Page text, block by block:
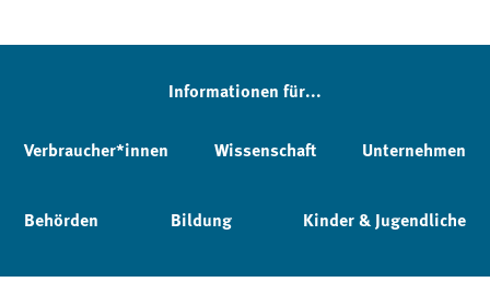
Informationen für...
Verbraucher*innen Wissenschaft Unternehmen
Behörden Bildung Kinder & Jugendliche